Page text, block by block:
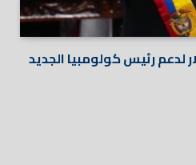
لدعم رئيس كولومبيا الجديد